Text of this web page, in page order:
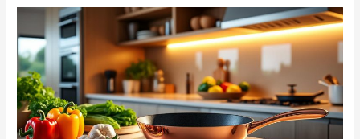
sur
batterie
de
cuisine
Arthur
Martin
5535